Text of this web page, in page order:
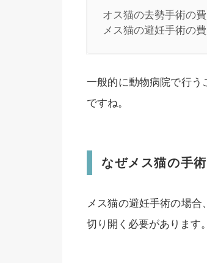
オス猫の去勢手術の
メス猫の避妊手術の
一般的に動物病院で行う
ですね。
なぜメス猫の手
メス猫の避妊手術の場
切り開く必要があります。